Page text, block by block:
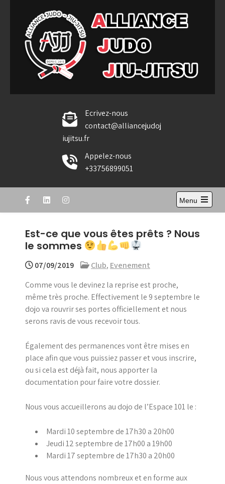
content
Alliance Judo Jiu-jitsu
Ecrivez-nous
contact@alliancejudoj
iujitsu.fr
Appelez-nous
+33756899051
Menu
Open
menu
Est-ce que vous êtes prêts ? Nous
le sommes
07/09/2019 Club, Evenement
Comme vous le devinez la reprise est proche,
même très proche. Effectivement le 9 septembre le
dojo va rouvrir ses portes officiellement et nous
serons ravis de vous recevoir tous.
Également des permanences vont être mises en
place afin que vous puissiez passer et vous inscrire,
ou si cela est déjà fait, nous apporter la
documentation pour faire votre dossier.
Nous vous accueillerons au dojo de l’Espace 101 le :
Mardi 10 septembre de 17h30 a 20h00
Jeudi 12 septembre de 17h00 a 19h00
Mardi 17 septembre de 17h30 a 20h00
Nous vous attendons nombreux et en forme aux